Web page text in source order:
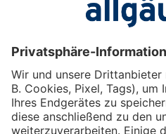
Moritz Rahn
Telefon: 0831/206-5704 -
Mail: rahn@allgaeu-tv.de